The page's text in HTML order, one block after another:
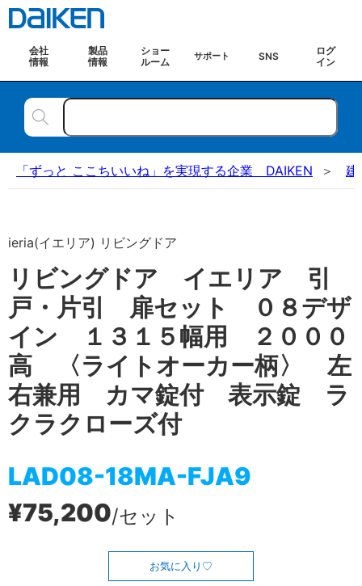
会社
情報
製品
情報
ショー
ルーム
サポート SNS
ログ
イン
「ずっと ここちいいね」を実現する企業 DAIKEN 建
ieria(イエリア) リビングドア
リビングドア イエリア 引
戸・片引 扉セット ０８デザ
イン １３１５幅用 ２０００
高 〈ライトオーカー柄〉 左
右兼用 カマ錠付 表示錠 ラ
クラクローズ付
LAD08-18MA-FJA9
¥75,200/セット
お気に入り